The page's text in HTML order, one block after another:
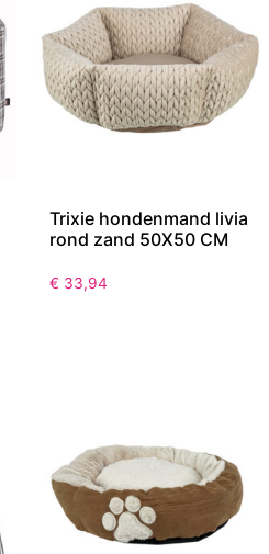
Trixie hondenmand livia
rond zand 50X50 CM
€ 33,94